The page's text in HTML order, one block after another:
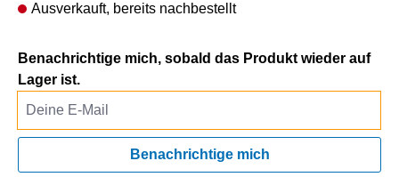
Ausverkauft, bereits nachbestellt
Benachrichtige mich, sobald das Produkt wieder auf
Lager ist.
Benachrichtige mich